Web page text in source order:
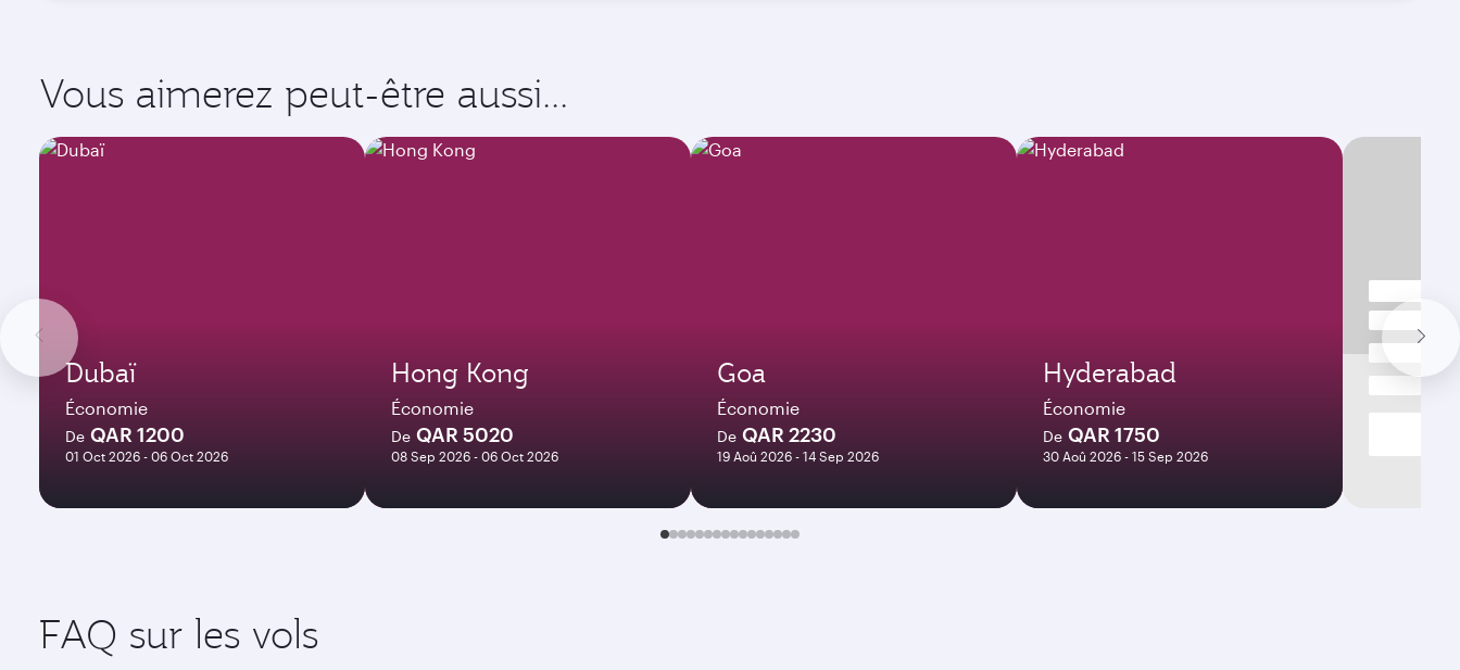
Vous aimerez peut-être aussi...
Dubaï
Économie
De QAR 1200
01 Oct 2026 - 06 Oct 2026
Hong Kong
Économie
De QAR 5020
08 Sep 2026 - 06 Oct 2026
Goa
Économie
De QAR 2230
19 Aoû 2026 - 14 Sep 2026
Hyderabad
Économie
De QAR 1750
30 Aoû 2026 - 15 Sep 2026
FAQ sur les vols